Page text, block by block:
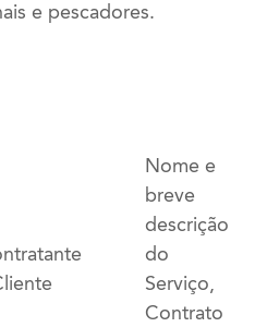
e pescadores.
Nome e
breve
descrição
do
Serviço,
Contrato